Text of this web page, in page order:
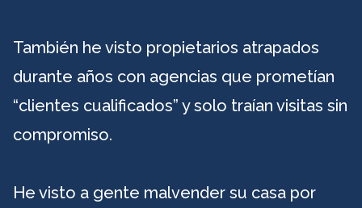
También he visto propietarios atrapados
durante años con agencias que prometían
“clientes cualificados” y solo traían visitas sin
compromiso.
He visto a gente malvender su casa por